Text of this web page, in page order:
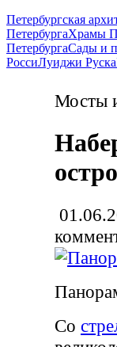
Петербургская
ПетербургаХрамы
ПетербургаСады и
РоссиЛуиджи Руска
Мосты
Со